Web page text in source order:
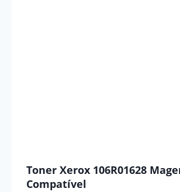
Toner Xerox 106R01628
Compatível